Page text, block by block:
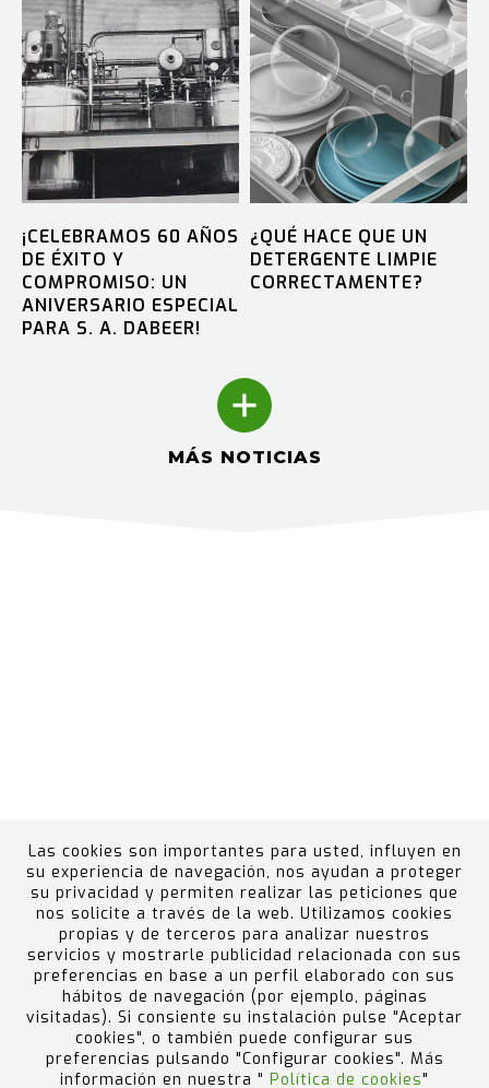
¡CELEBRAMOS 60 AÑOS
DE ÉXITO Y
COMPROMISO: UN
ANIVERSARIO ESPECIAL
PARA S. A. DABEER!
¿QUÉ HACE QUE UN
DETERGENTE LIMPIE
CORRECTAMENTE?
MÁS NOTICIAS
Canal Ético Portal del Empleado
Política de
calidad, medio ambiente, prevención de riesgos y
accidentes graves
Design by Code Barcelona
Las cookies son importantes para usted, influyen en
su experiencia de navegación, nos ayudan a proteger
su privacidad y permiten realizar las peticiones que
nos solicite a través de la web. Utilizamos cookies
propias y de terceros para analizar nuestros
servicios y mostrarle publicidad relacionada con sus
preferencias en base a un perfil elaborado con sus
hábitos de navegación (por ejemplo, páginas
visitadas). Si consiente su instalación pulse "Aceptar
cookies", o también puede configurar sus
preferencias pulsando "Configurar cookies". Más
información en nuestra " Política de cookies"